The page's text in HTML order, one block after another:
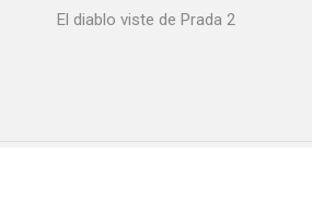
El diablo viste de Prada 2